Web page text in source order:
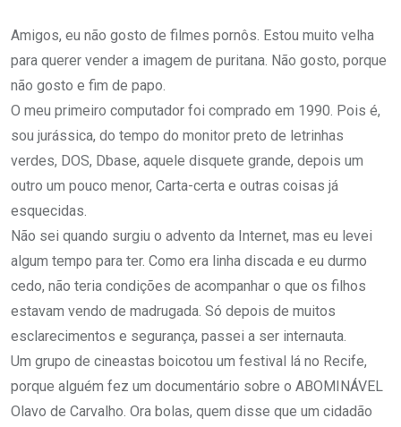
Amigos, eu não gosto de filmes pornôs. Estou muito velha
para querer vender a imagem de puritana. Não gosto, porque
não gosto e fim de papo.
O meu primeiro computador foi comprado em 1990. Pois é,
sou jurássica, do tempo do monitor preto de letrinhas
verdes, DOS, Dbase, aquele disquete grande, depois um
outro um pouco menor, Carta-certa e outras coisas já
esquecidas.
Não sei quando surgiu o advento da Internet, mas eu levei
algum tempo para ter. Como era linha discada e eu durmo
cedo, não teria condições de acompanhar o que os filhos
estavam vendo de madrugada. Só depois de muitos
esclarecimentos e segurança, passei a ser internauta.
Um grupo de cineastas boicotou um festival lá no Recife,
porque alguém fez um documentário sobre o ABOMINÁVEL
Olavo de Carvalho. Ora bolas, quem disse que um cidadão